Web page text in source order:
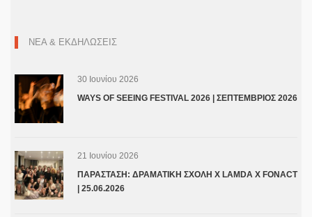
ΝΕΑ & ΕΚΔΗΛΩΣΕΙΣ
30 Ιουνίου 2026
WAYS OF SEEING FESTIVAL 2026 | ΣΕΠΤΕΜΒΡΙΟΣ 2026
21 Ιουνίου 2026
ΠΑΡΑΣΤΑΣΗ: ΔΡΑΜΑΤΙΚΗ ΣΧΟΛΗ Χ LAMDA X FONACT
| 25.06.2026